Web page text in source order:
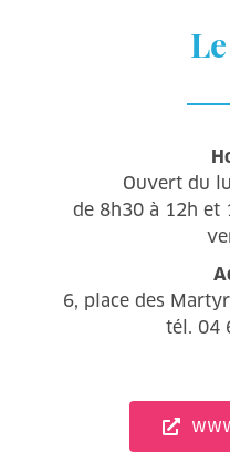
Ouvert du
de 8h30 à 12h et
6, place des
tél. 04